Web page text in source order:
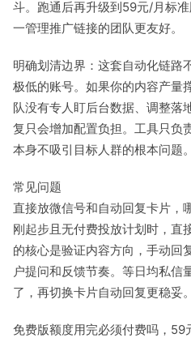
斗。跑通后再升级到59元/月标
一管理推广链接的团队更友好。
明确划清边界：这套自动化链路
极低的账号。如果你的内容产量
队没有专人盯后台数据、调整落
复只会增加配置负担。工具只负
本身不吸引目标人群的根本问题。
常见问题
直接放微信号和自动回复卡片，
刚起步且无付费投放计划时，直
的核心是验证内容方向，手动回
户提问和反馈节奏。等日均私信
了，再切换卡片自动回复更稳妥。
免费版额度用完必须付费吗，59